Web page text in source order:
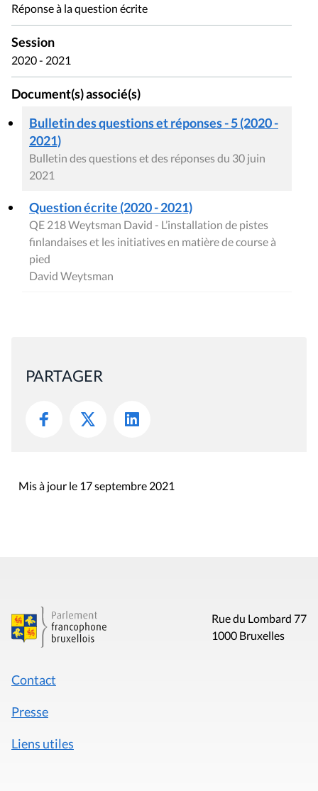
Réponse à la question écrite
Session
2020 - 2021
Document(s) associé(s)
Bulletin des questions et réponses - 5 (2020 -
2021)
Bulletin des questions et des réponses du 30 juin
2021
Question écrite (2020 - 2021)
QE 218 Weytsman David - L’installation de pistes
finlandaises et les initiatives en matière de course à
pied
David Weytsman
PARTAGER
Mis à jour le 17 septembre 2021
Rue du Lombard 77
1000 Bruxelles
Contact
Presse
Liens utiles